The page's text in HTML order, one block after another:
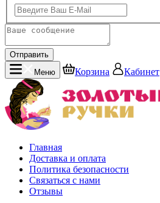
Отправить
Меню
Корзина Кабинет
Главная
Доставка и оплата
Политика безопасности
Связаться с нами
Отзывы